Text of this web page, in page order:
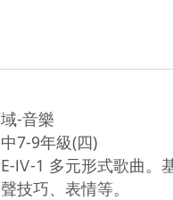
-音樂
7-9年級(四)
Ⅳ-1 多元形式歌曲。
技巧、表情等。